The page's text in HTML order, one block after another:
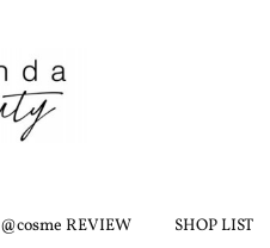
@cosme REVIEW SHOP LIST